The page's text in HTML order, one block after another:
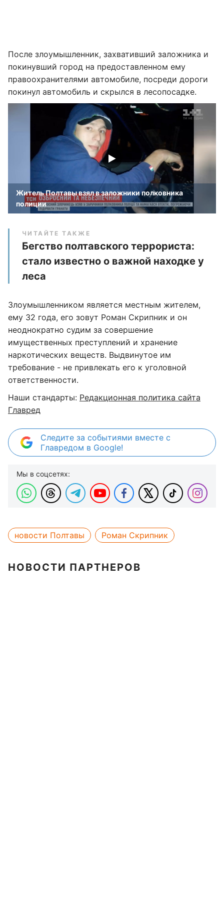
После злоумышленник, захвативший заложника и
покинувший город на предоставленном ему
правоохранителями автомобиле, посреди дороги
покинул автомобиль и скрылся в лесопосадке.
Житель Полтавы взял в заложники полковника
полиции
ЧИТАЙТЕ ТАКЖЕ
Бегство полтавского террориста:
стало известно о важной находке у
леса
Злоумышленником является местным жителем,
ему 32 года, его зовут Роман Скрипник и он
неоднократно судим за совершение
имущественных преступлений и хранение
наркотических веществ. Выдвинутое им
требование - не привлекать его к уголовной
ответственности.
Наши стандарты: Редакционная политика сайта
Главред
Следите за событиями вместе с
Главредом в Google!
Мы в соцсетях:
новости Полтавы Роман Скрипник
НОВОСТИ ПАРТНЕРОВ